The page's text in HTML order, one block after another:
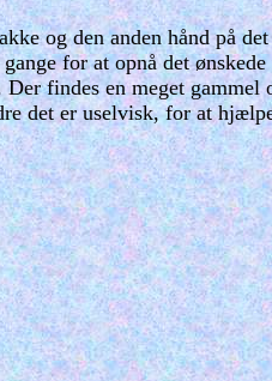
og den anden hånd på
for at opnå det
findes en meget
det er uselvisk, for at